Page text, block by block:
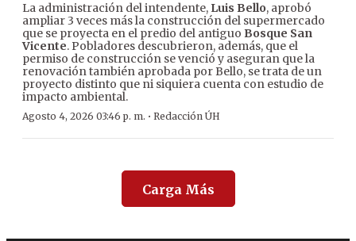
La administración del intendente, Luis Bello, aprobó
ampliar 3 veces más la construcción del supermercado
que se proyecta en el predio del antiguo Bosque San
Vicente. Pobladores descubrieron, además, que el
permiso de construcción se venció y aseguran que la
renovación también aprobada por Bello, se trata de un
proyecto distinto que ni siquiera cuenta con estudio de
impacto ambiental.
Agosto 4, 2026 03:46 p. m. · Redacción ÚH
Carga Más